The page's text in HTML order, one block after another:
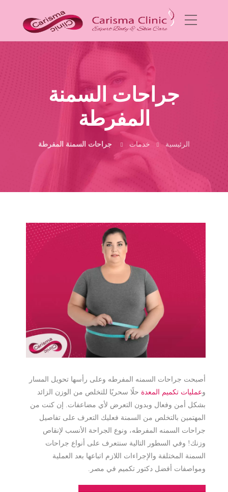
جراحات السمنة
المفرطة
الرئيسية خدمات جراحات السمنة المفرطة
أصبحت جراحات السمنه المفرطه وعلى رأسها تحويل المسار
وعمليات تكميم المعدة حلًا سحريًا للتخلص من الوزن الزائد
بشكل أمن وفعال وبدون التعرض لأي مضاعفات. إن كنت من
المهتمين بالتخلص من السمنة فعليك التعرف على تفاصيل
جراحات السمنه المفرطه، ونوع الجراحة الأنسب لإنقاص
وزنك! وفي السطور التالية سنتعرف على أنواع جراحات
السمنة المختلفة والإجراءات اللازم اتباعها بعد العملية
ومواصفات أفضل دكتور تكميم في مصر.